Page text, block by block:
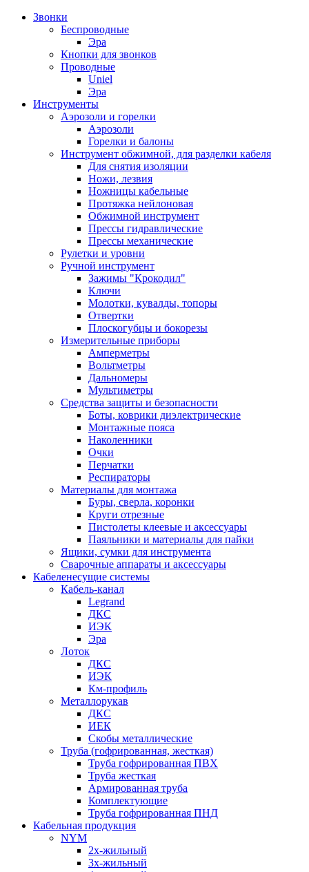
Звонки
Беспроводные
Эра
Кнопки для звонков
Проводные
Uniel
Эра
Инструменты
Аэрозоли и горелки
Аэрозоли
Горелки и балоны
Инструмент обжимной, для разделки кабеля
Для снятия изоляции
Ножи, лезвия
Ножницы кабельные
Протяжка нейлоновая
Обжимной инструмент
Прессы гидравлические
Прессы механические
Рулетки и уровни
Ручной инструмент
Зажимы "Крокодил"
Ключи
Молотки, кувалды, топоры
Отвертки
Плоскогубцы и бокорезы
Измерительные приборы
Амперметры
Вольтметры
Дальномеры
Мультиметры
Средства защиты и безопасности
Боты, коврики диэлектрические
Монтажные пояса
Наколенники
Очки
Перчатки
Респираторы
Материалы для монтажа
Буры, сверла, коронки
Круги отрезные
Пистолеты клеевые и аксессуары
Паяльники и материалы для пайки
Ящики, сумки для инструмента
Сварочные аппараты и аксессуары
Кабеленесущие системы
Кабель-канал
Legrand
ДКС
ИЭК
Эра
Лоток
ДКС
ИЭК
Км-профиль
Металлорукав
ДКС
ИЕК
Скобы металлические
Труба (гофрированная, жесткая)
Труба гофрированная ПВХ
Труба жесткая
Армированная труба
Комплектующие
Труба гофрированная ПНД
Кабельная продукция
NYM
2х-жильный
3х-жильный